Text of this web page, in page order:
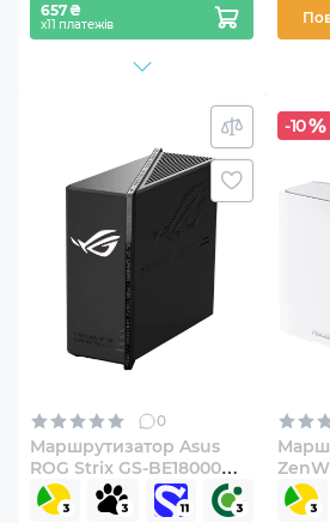
657 ₴
х11 платежів
0
Маршрутизатор Asus
ROG Strix GS-BE18000
Black (90IG09Y0-
MO9C00)
-10